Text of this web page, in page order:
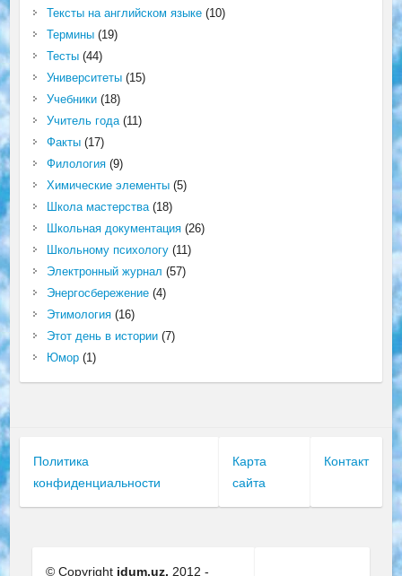
Тексты на английском языке(10)
Термины(19)
Тесты(44)
Университеты(15)
Учебники(18)
Учитель года(11)
Факты(17)
Филология(9)
Химические элементы(5)
Школа мастерства(18)
Школьная документация(26)
Школьному психологу(11)
Электронный журнал (57)
Энергосбережение(4)
Этимология(16)
Этот день в истории(7)
Юмор(1)
Политика
конфиденциальности
Карта
сайта
Контакт
© Copyright idum.uz. 2012 -